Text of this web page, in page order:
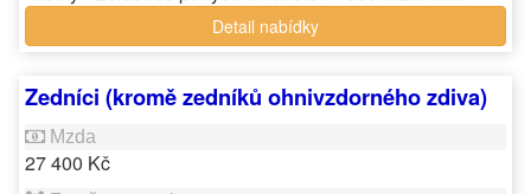
Detail nabídky
Zedníci (kromě zedníků ohnivzdorného zdiva)
27 400 Kč